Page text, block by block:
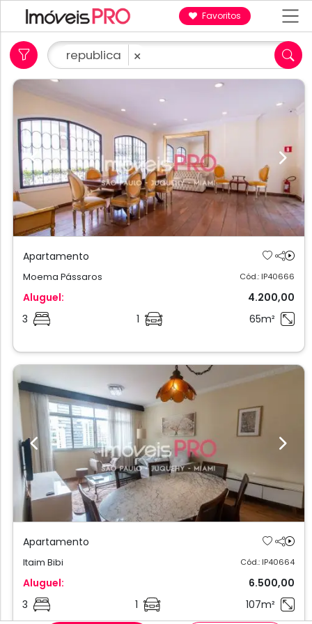
Favoritos
republica ×
Previous Next
Apartamento
Moema Pássaros Cód.: IP40666
Aluguel:
4.200,00
3
1 65m²
Previous Next
Apartamento
Itaim Bibi Cód.: IP40664
Aluguel:
6.500,00
3
1 107m²